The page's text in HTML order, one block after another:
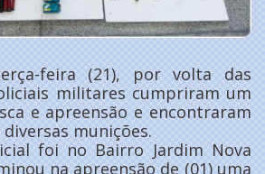
feira (21), por volta das
militares cumpriram um
e apreensão e encontraram
munições.
foi no Bairro Jardim Nova
na apreensão de (01) uma